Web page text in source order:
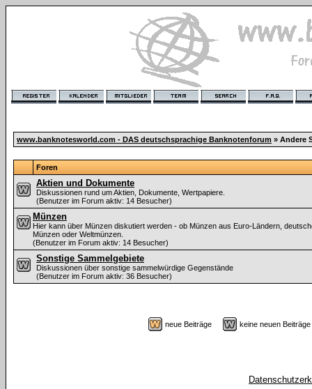
www.banknotesworld.com - DAS deutschsprachige Banknotenforum » Andere
Foren
Aktien und Dokumente
Diskussionen rund um Aktien, Dokumente, Wertpapiere.
(Benutzer im Forum aktiv: 14 Besucher)
Münzen
Hier kann über Münzen diskutiert werden - ob Münzen aus Euro-Ländern,
Münzen oder Weltmünzen.
(Benutzer im Forum aktiv: 14 Besucher)
Sonstige Sammelgebiete
Diskussionen über sonstige sammelwürdige Gegenstände
(Benutzer im Forum aktiv: 36 Besucher)
neue Beiträge keine neuen